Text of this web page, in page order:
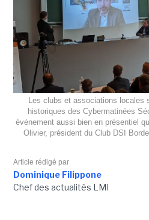
Les clubs et associations locales
historiques des Cybermatinées
événement aussi bien en présentiel
Olivier, président du Club DSI
Article rédigé par
Dominique Filippone
Chef des actualités LMI